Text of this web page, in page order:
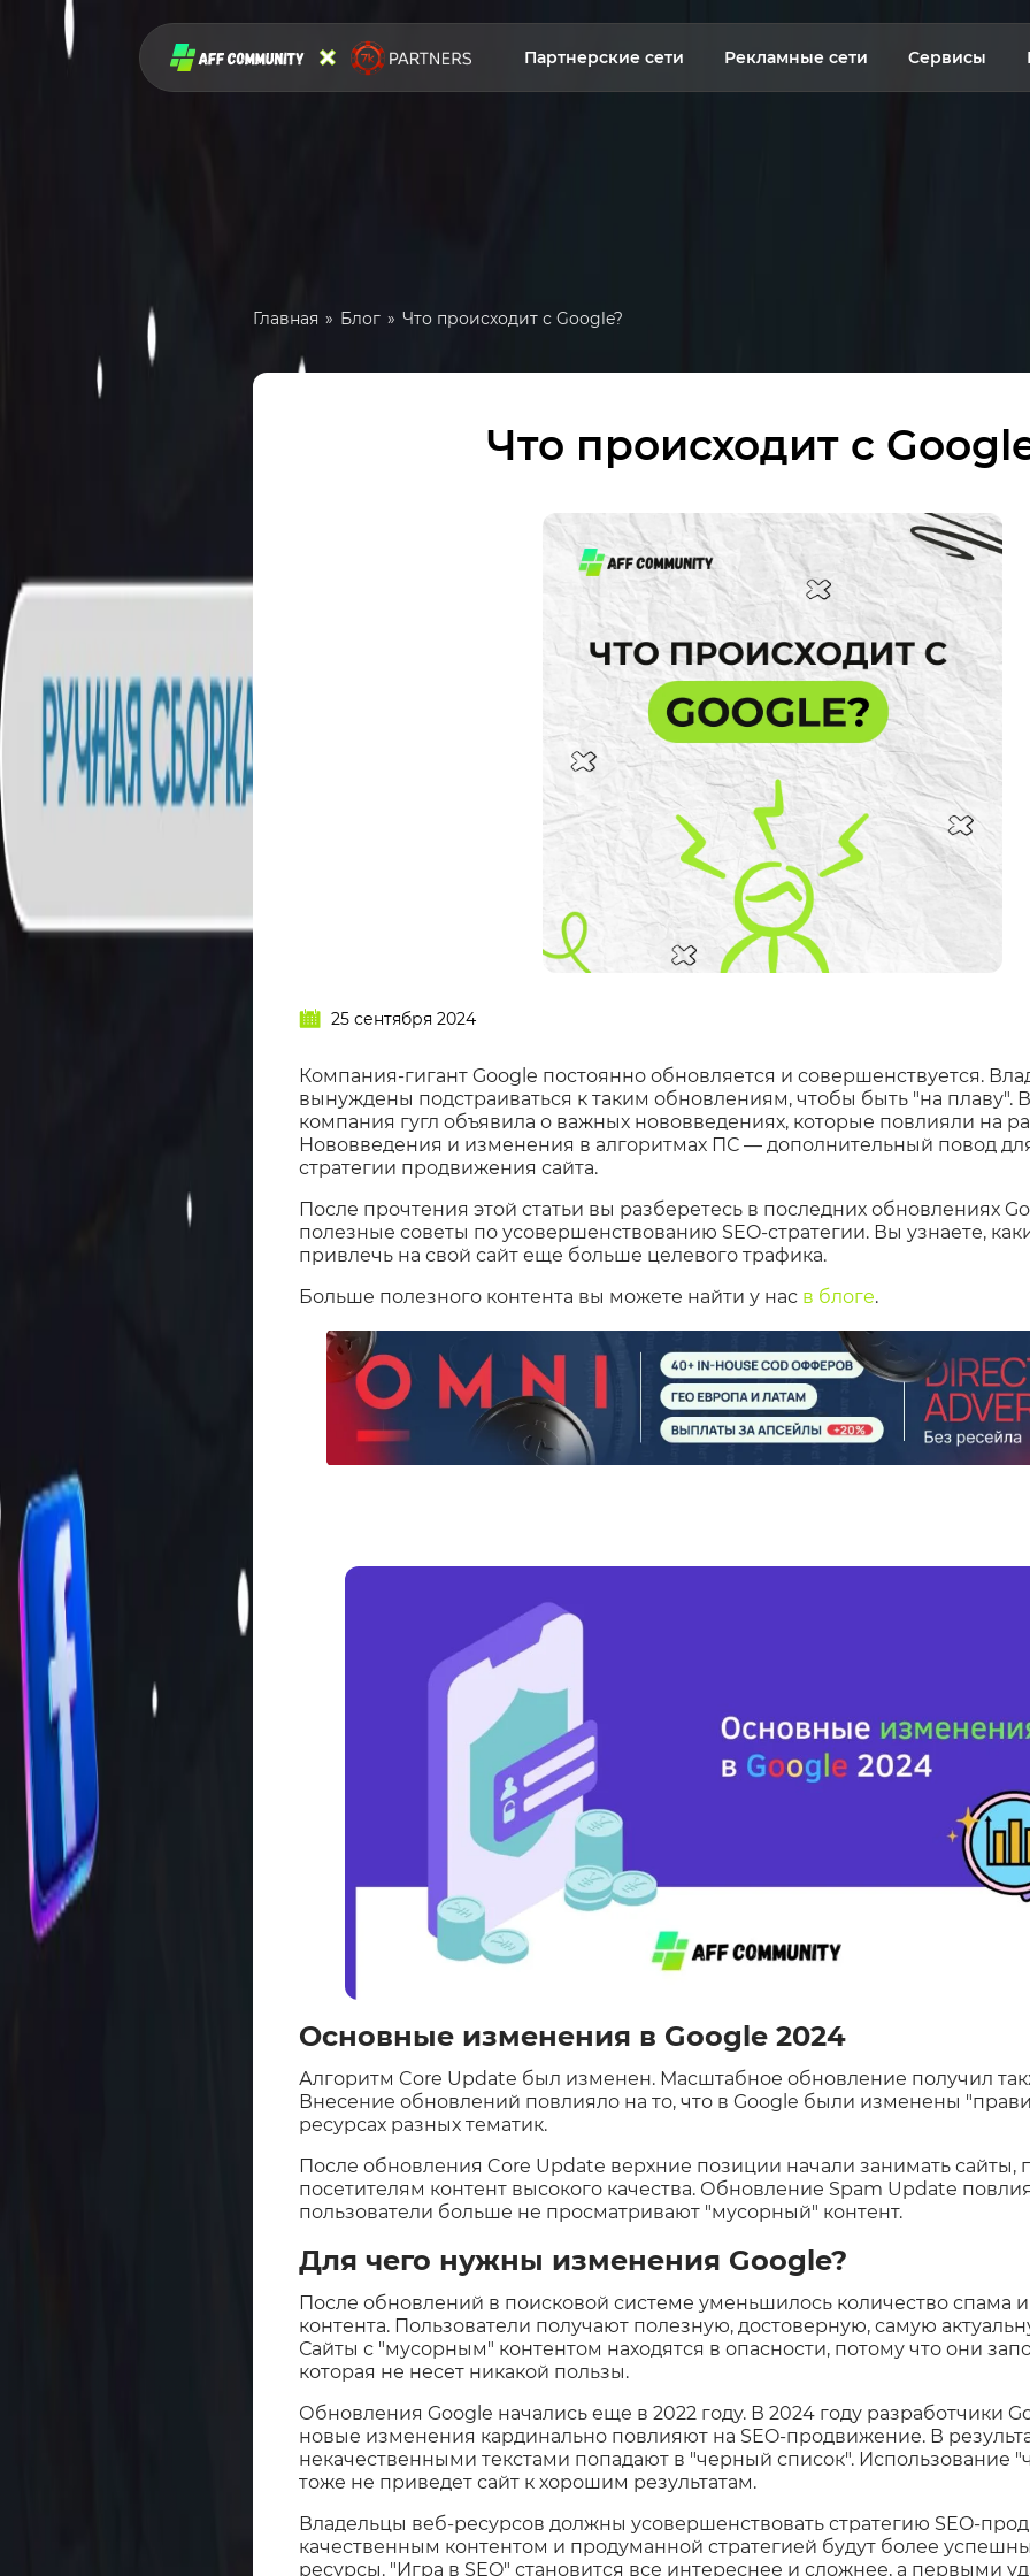
Партнерские сети Рекламные сети Сервисы
Главная Блог Что происходит с Google?
Что происходит с
25 сентября 2024
Компания-гигант Google постоянно обновляется и совершенствуется.
вынуждены подстраиваться к таким обновлениям, чтобы быть "на плаву". В
компания гугл объявила о важных нововведениях, которые повлияли на
Нововведения и изменения в алгоритмах ПС — дополнительный повод
стратегии продвижения сайта.
После прочтения этой статьи вы разберетесь в последних обновлениях
полезные советы по усовершенствованию SEO-стратегии. Вы узнаете,
привлечь на свой сайт еще больше целевого трафика.
Больше полезного контента вы можете найти у нас в блоге.
Основные изменения в Google 2024
Алгоритм Core Update был изменен. Масштабное обновление получил
Внесение обновлений повлияло на то, что в Google были изменены
ресурсах разных тематик.
После обновления Core Update верхние позиции начали занимать сайты,
посетителям контент высокого качества. Обновление Spam Update
пользователи больше не просматривают "мусорный" контент.
Для чего нужны изменения Google?
После обновлений в поисковой системе уменьшилось количество спама
контента. Пользователи получают полезную, достоверную, самую
Сайты с "мусорным" контентом находятся в опасности, потому что они
которая не несет никакой пользы.
Обновления Google начались еще в 2022 году. В 2024 году разработчики
новые изменения кардинально повлияют на SEO-продвижение. В
некачественными текстами попадают в "черный список". Использование
тоже не приведет сайт к хорошим результатам.
Владельцы веб-ресурсов должны усовершенствовать стратегию SEO-
качественным контентом и продуманной стратегией будут более
ресурсы. "Игра в SEO" становится все интереснее и сложнее, а первыми